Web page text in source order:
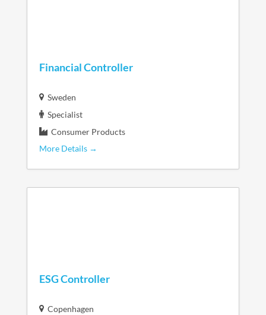
Financial Controller
Sweden
Specialist
Consumer Products
More Details
ESG Controller
Copenhagen